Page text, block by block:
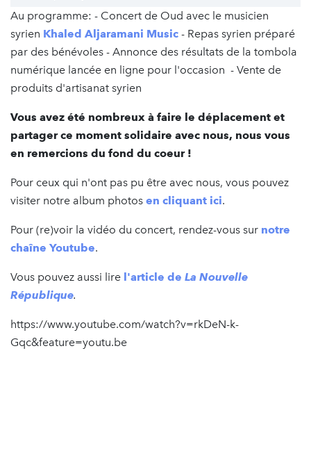
Au programme: - Concert de Oud avec le musicien
syrien Khaled Aljaramani Music - Repas syrien préparé
par des bénévoles - Annonce des résultats de la tombola
numérique lancée en ligne pour l'occasion - Vente de
produits d'artisanat syrien
Vous avez été nombreux à faire le déplacement et
partager ce moment solidaire avec nous, nous vous
en remercions du fond du coeur !
Pour ceux qui n'ont pas pu être avec nous, vous pouvez
visiter notre album photos en cliquant ici.
Pour (re)voir la vidéo du concert, rendez-vous sur notre
chaîne Youtube.
Vous pouvez aussi lire l'article de La Nouvelle
République.
https://www.youtube.com/watch?v=rkDeN-k-
Gqc&feature=youtu.be